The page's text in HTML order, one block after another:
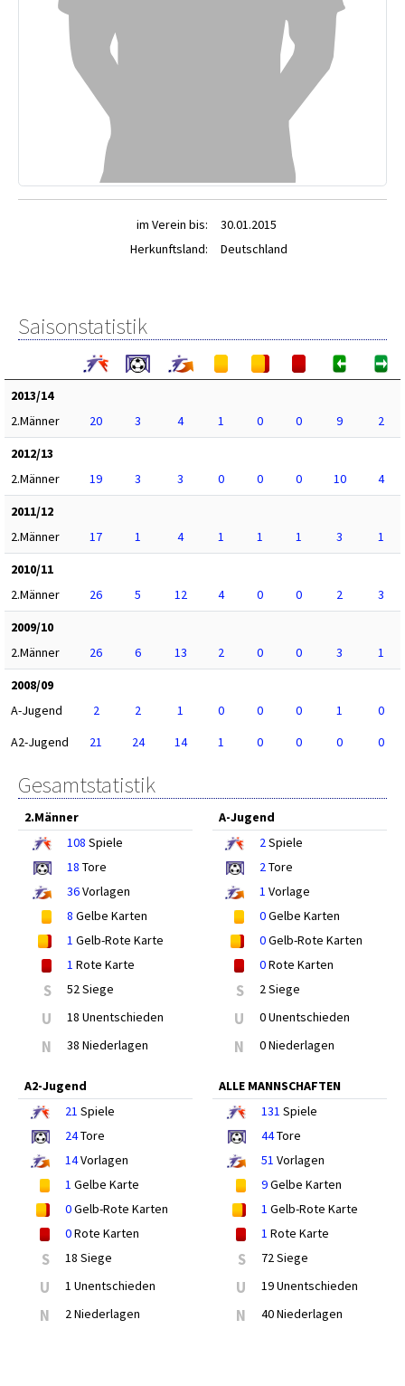
im Verein bis:
30.01.2015
Herkunftsland:
Deutschland
Saisonstatistik
2013/14
2.Männer
20 3 4 1 0 0 9
2
2012/13
2.Männer
19 3 3 0 0 0 10
4
2011/12
2.Männer
17 1 4 1 1 1 3
1
2010/11
2.Männer
26 5 12 4 0 0 2
3
2009/10
2.Männer
26 6 13 2 0 0 3
1
2008/09
A-Jugend
2 2 1 0 0 0 1
0
A2-Jugend
21 24 14 1 0 0 0 0
Gesamtstatistik
2.Männer
108 Spiele
18 Tore
36Vorlagen
8 Gelbe Karten
1 Gelb-Rote Karte
1 Rote Karte
S 52 Siege
U 18 Unentschieden
N 38 Niederlagen
A-Jugend
2Spiele
2Tore
1 Vorlage
0Gelbe Karten
0Gelb-Rote Karten
0Rote Karten
S 2 Siege
U 0 Unentschieden
N 0 Niederlagen
A2-Jugend
21 Spiele
24Tore
14Vorlagen
1 Gelbe Karte
0Gelb-Rote Karten
0Rote Karten
S 18 Siege
U 1 Unentschieden
N 2 Niederlagen
ALLE MANNSCHAFTEN
131 Spiele
44Tore
51 Vorlagen
9Gelbe Karten
1 Gelb-Rote Karte
1 Rote Karte
S 72 Siege
U 19 Unentschieden
N 40 Niederlagen